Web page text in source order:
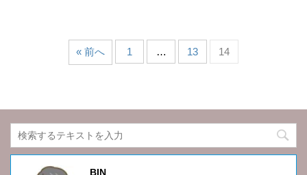
« 前へ 1 … 13 14
BIN